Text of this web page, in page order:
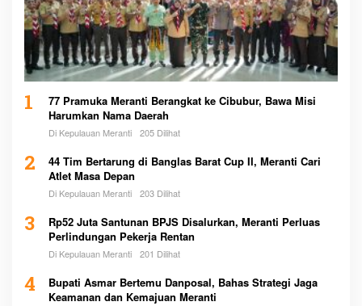
1
77 Pramuka Meranti Berangkat ke Cibubur, Bawa Misi
Harumkan Nama Daerah
Di Kepulauan Meranti 205 Dilihat
2
44 Tim Bertarung di Banglas Barat Cup II, Meranti Cari
Atlet Masa Depan
Di Kepulauan Meranti 203 Dilihat
3
Rp52 Juta Santunan BPJS Disalurkan, Meranti Perluas
Perlindungan Pekerja Rentan
Di Kepulauan Meranti 201 Dilihat
4
Bupati Asmar Bertemu Danposal, Bahas Strategi Jaga
Keamanan dan Kemajuan Meranti